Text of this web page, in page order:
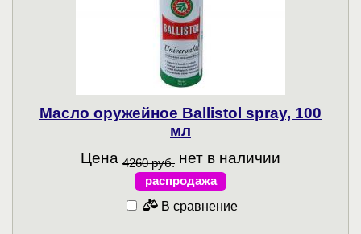
Масло оружейное Ballistol spray, 100
мл
Цена 4260 руб. нет в наличии
распродажа
В сравнение